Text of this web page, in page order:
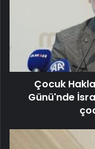
Çocuk
Günü'nde